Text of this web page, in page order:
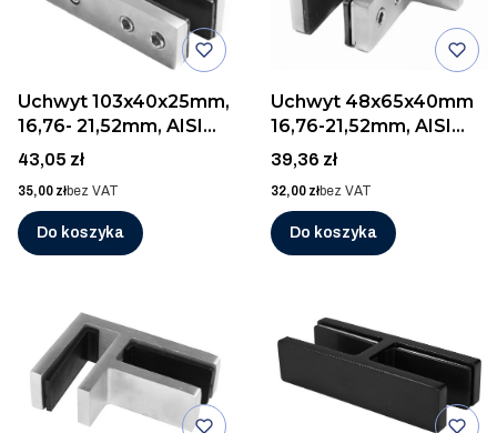
Uchwyt 103x40x25mm,
16,76- 21,52mm, AISI
316, SZLIF
Cena
43,05 zł
Cena
35,00 złbez VAT
Do koszyka
Uchwyt 48x65x40mm
16,76-21,52mm, AISI
316, SZLIF
Cena
39,36 zł
Cena
32,00 złbez VAT
Do koszyka